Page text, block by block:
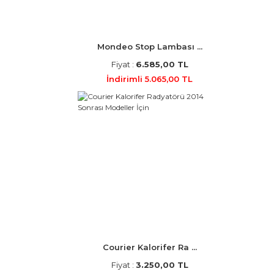
Mondeo Stop Lambası ...
Fiyat : 6.585,00 TL
İndirimli 5.065,00 TL
Courier Kalorifer Ra ...
Fiyat : 3.250,00 TL